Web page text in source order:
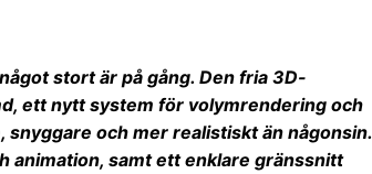
stort är på gång. Den fria 3D-
ett nytt system för volymrendering och
och mer realistiskt än någonsin.
animation, samt ett enklare gränssnitt